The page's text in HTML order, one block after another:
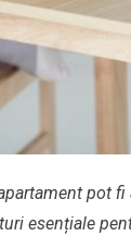
pot
esențiale